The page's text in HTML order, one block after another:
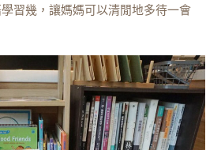
習幾，讓媽媽可以清閒地多待一會